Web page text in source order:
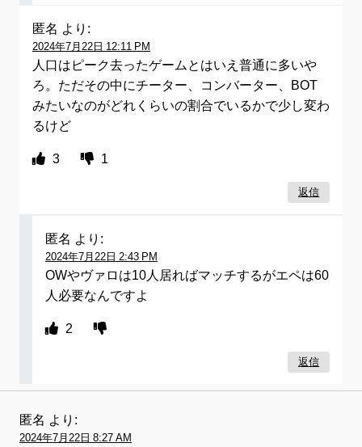
匿名 より:
2024年7月22日 12:11 PM
人口はピーク去ったゲームとはいえ普通に多いや
ろ。ただその中にチーター、コンバーター、BOT
みたいなのがどれくらいの割合でいるかで少し変わ
るけど
3 1
返信
匿名 より:
2024年7月22日 2:43 PM
OWやヴァロは10人居ればマッチするがエペは60
人必要なんですよ
2
返信
匿名 より:
2024年7月22日 8:27 AM